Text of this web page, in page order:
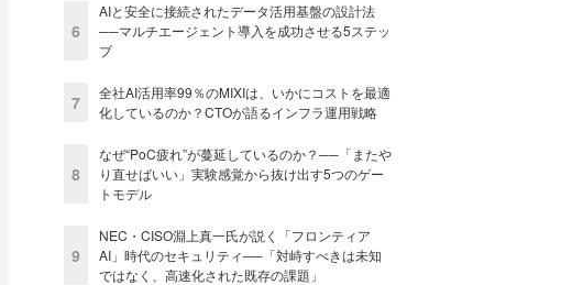
6
AIと安全に接続されたデータ活用基盤の設計法
──マルチエージェント導入を成功させる5ステッ
プ
7
全社AI活用率99％のMIXIは、いかにコストを最適
化しているのか？CTOが語るインフラ運用戦略
8
なぜ“PoC疲れ”が蔓延しているのか？──「またや
り直せばいい」実験感覚から抜け出す5つのゲー
トモデル
9
NEC・CISO淵上真一氏が説く「フロンティア
AI」時代のセキュリティ──「対峙すべきは未知
ではなく、高速化された既存の課題」